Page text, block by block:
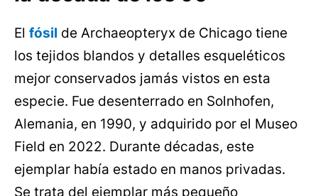
El fósil de Archaeopteryx de Chicago tiene
los tejidos blandos y detalles esqueléticos
mejor conservados jamás vistos en esta
especie. Fue desenterrado en Solnhofen,
Alemania, en 1990, y adquirido por el Museo
Field en 2022. Durante décadas, este
ejemplar había estado en manos privadas.
Se trata del ejemplar más pequeño